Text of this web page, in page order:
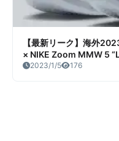
【最新リーク】海外
× NIKE Zoom MMW 5
2023/1/5 176